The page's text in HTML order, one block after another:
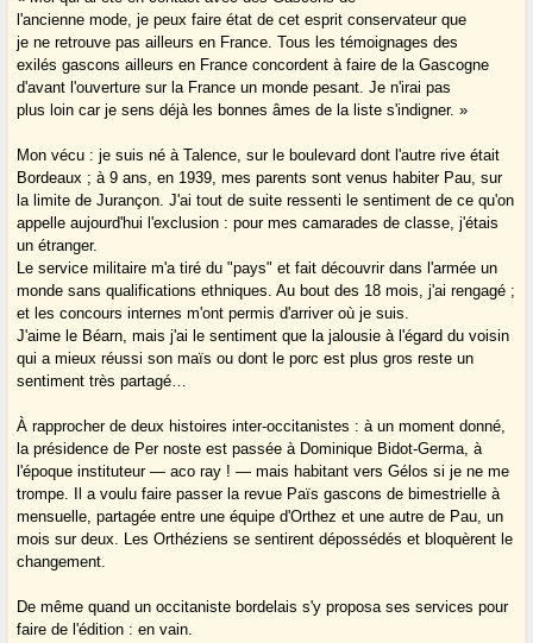
l'ancienne mode, je peux faire état de cet esprit conservateur que
je ne retrouve pas ailleurs en France. Tous les témoignages des
exilés gascons ailleurs en France concordent à faire de la Gascogne
d'avant l'ouverture sur la France un monde pesant. Je n'irai pas
plus loin car je sens déjà les bonnes âmes de la liste s'indigner. »
Mon vécu : je suis né à Talence, sur le boulevard dont l'autre rive était
Bordeaux ; à 9 ans, en 1939, mes parents sont venus habiter Pau, sur
la limite de Jurançon. J'ai tout de suite ressenti le sentiment de ce qu'on
appelle aujourd'hui l'exclusion : pour mes camarades de classe, j'étais
un étranger.
Le service militaire m'a tiré du "pays" et fait découvrir dans l'armée un
monde sans qualifications ethniques. Au bout des 18 mois, j'ai rengagé ;
et les concours internes m'ont permis d'arriver où je suis.
J'aime le Béarn, mais j'ai le sentiment que la jalousie à l'égard du voisin
qui a mieux réussi son maïs ou dont le porc est plus gros reste un
sentiment très partagé…
À rapprocher de deux histoires inter-occitanistes : à un moment donné,
la présidence de Per noste est passée à Dominique Bidot-Germa, à
l'époque instituteur — aco ray ! — mais habitant vers Gélos si je ne me
trompe. Il a voulu faire passer la revue Païs gascons de bimestrielle à
mensuelle, partagée entre une équipe d'Orthez et une autre de Pau, un
mois sur deux. Les Orthéziens se sentirent dépossédés et bloquèrent le
changement.
De même quand un occitaniste bordelais s'y proposa ses services pour
faire de l'édition : en vain.